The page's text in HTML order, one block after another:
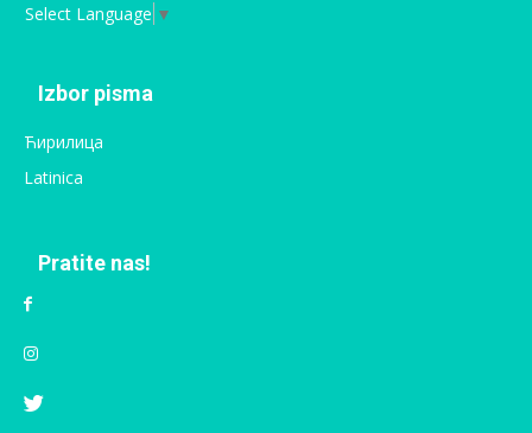
Select Language ▼
Izbor pisma
Ћирилица
Latinica
Pratite nas!